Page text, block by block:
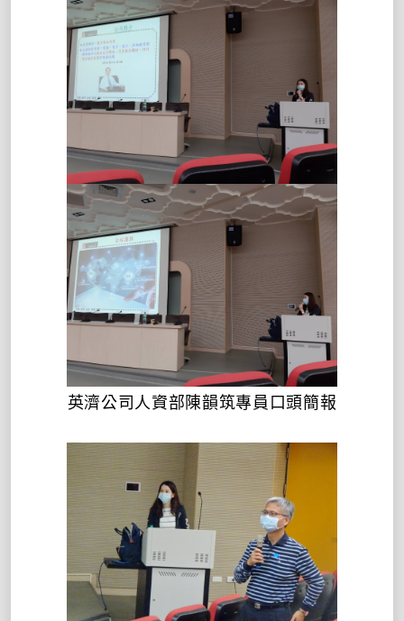
英濟公司人資部陳韻筑專員口頭簡報